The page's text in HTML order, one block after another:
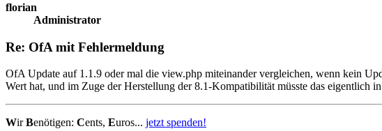
florian
Administrator
Re: OfA mit Fehlermeldung
OfA Update auf 1.1.9 oder mal die view.php miteinander vergleichen, wenn kein
Wert hat, und im Zuge der Herstellung der 8.1-Kompatibilität müsste das eigentlich
WirBenötigen: Cents, Euros... jetzt spenden!